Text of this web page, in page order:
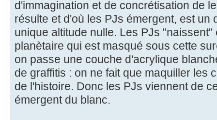
d'immagination et de concrétisation de
résulte et d'où les PJs émergent, est un
unique altitude nulle. Les PJs
planètaire qui est masqué sous cette
on passe une couche d'acrylique
de graffitis : on ne fait que maquiller les
de l'histoire. Donc les PJs viennent de
émergent du blanc.